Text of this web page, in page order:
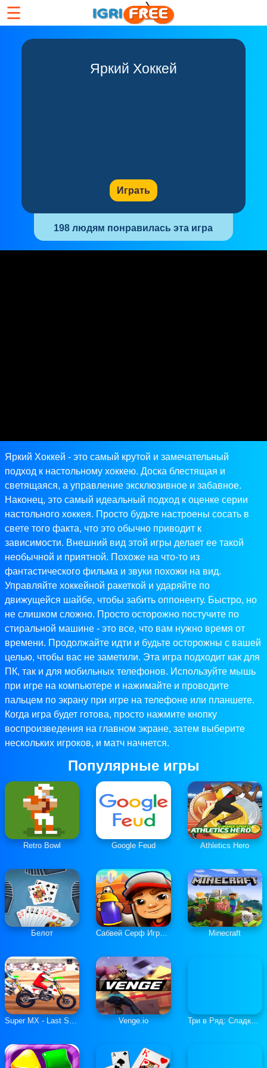
☰
Яркий Хоккей
Играть
198 людям понравилась эта игра
Яркий Хоккей - это самый крутой и замечательный
подход к настольному хоккею. Доска блестящая и
светящаяся, а управление эксклюзивное и забавное.
Наконец, это самый идеальный подход к оценке серии
настольного хоккея. Просто будьте настроены сосать в
свете того факта, что это обычно приводит к
зависимости. Внешний вид этой игры делает ее такой
необычной и приятной. Похоже на что-то из
фантастического фильма и звуки похожи на вид.
Управляйте хоккейной ракеткой и ударяйте по
движущейся шайбе, чтобы забить оппоненту. Быстро, но
не слишком сложно. Просто осторожно постучите по
стиральной машине - это все, что вам нужно время от
времени. Продолжайте идти и будьте осторожны с вашей
целью, чтобы вас не заметили. Эта игра подходит как для
ПК, так и для мобильных телефонов. Используйте мышь
при игре на компьютере и нажимайте и проводите
пальцем по экрану при игре на телефоне или планшете.
Когда игра будет готова, просто нажмите кнопку
воспроизведения на главном экране, затем выберите
нескольких игроков, и матч начнется.
Популярные игры
Retro Bowl Google Feud Athletics Hero
Белот Сабвей Серф Играть Онлайн Minecraft
Super MX - Last Season Venge.io Три в Ряд: Сладкие Загадки